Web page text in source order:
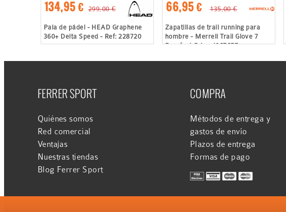
134,95 € 299,00 €
Pala de pádel - HEAD Graphene
360+ Delta Speed - Ref: 228720
66,95 € 135,00 €
Zapatillas de trail running para
hombre - Merrell Trail Glove 7
Barefoot Gris - J067657
FERRER SPORT
Quiénes somos
Red comercial
Ventajas
Nuestras tiendas
Blog Ferrer Sport
COMPRA
Métodos de entrega y
gastos de envío
Plazos de entrega
Formas de pago